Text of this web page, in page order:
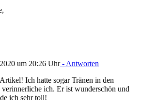
um 20:26 Uhr- Antworten
Ich hatte sogar Tränen in den
ich. Er ist wunderschön und
ich sehr toll!